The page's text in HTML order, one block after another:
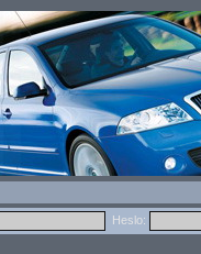
Heslo: